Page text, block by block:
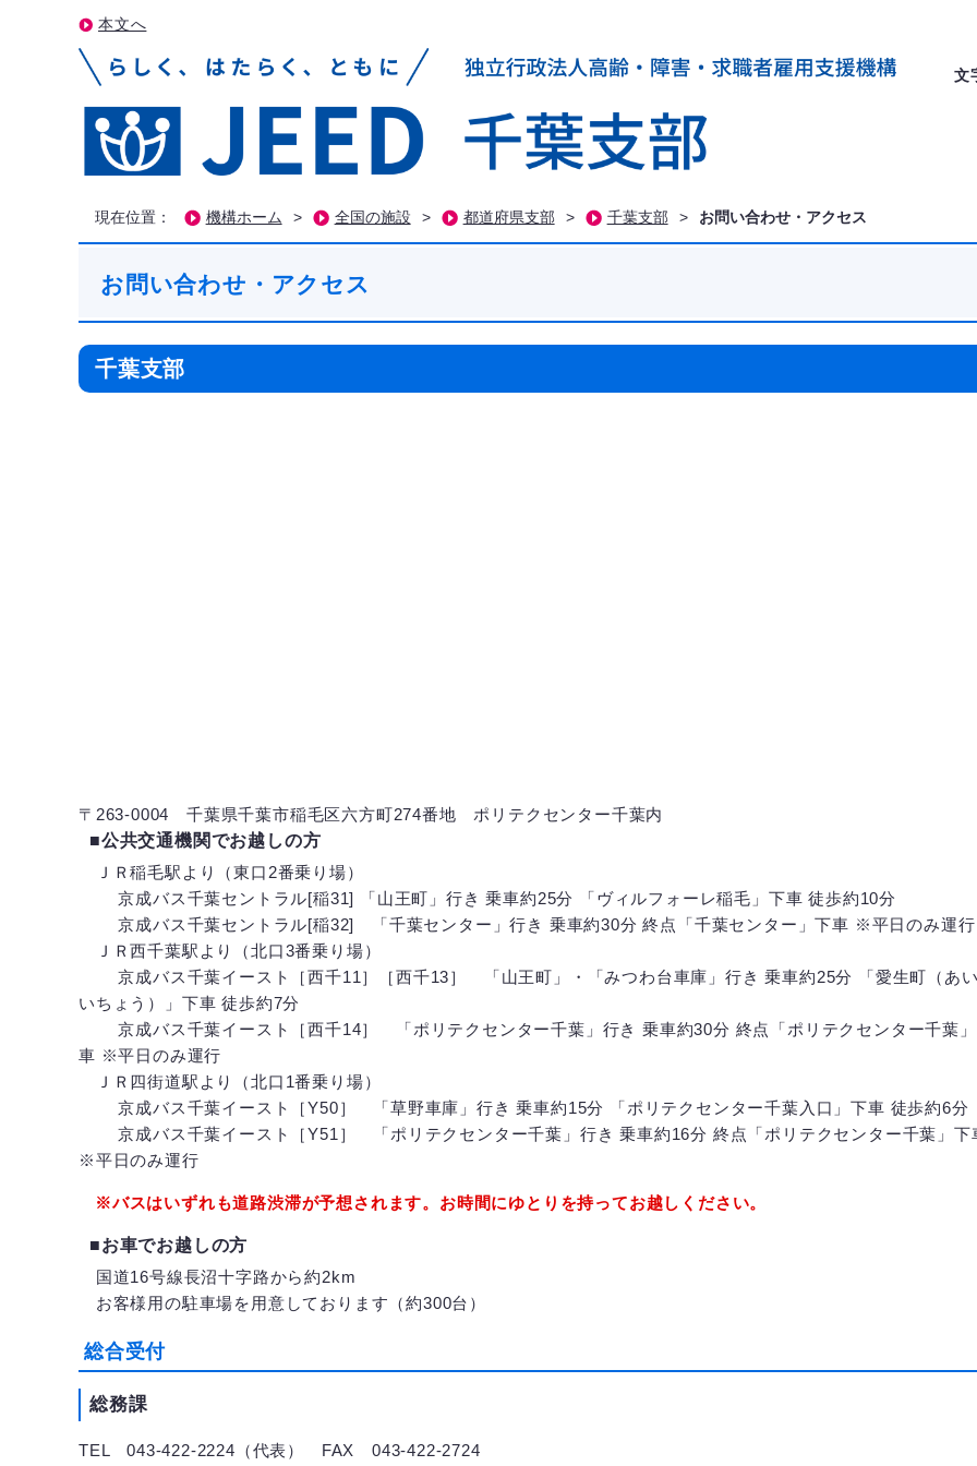
本文へ
文
現在位置： 機構ホーム > 全国の施設 > 都道府県支部 > 千葉支部 > お問い合わせ・アクセス
お問い合わせ・アクセス
千葉支部
〒263-0004 千葉県千葉市稲毛区六方町274番地 ポリテクセンター千葉内
■公共交通機関でお越しの方
ＪＲ稲毛駅より（東口2番乗り場）
京成バス千葉セントラル[稲31] 「山王町」行き 乗車約25分 「ヴィルフォーレ稲毛」下車 徒歩約10分
京成バス千葉セントラル[稲32] 「千葉センター」行き 乗車約30分 終点「千葉センター」下車 ※平日のみ運行
ＪＲ西千葉駅より（北口3番乗り場）
京成バス千葉イースト［西千11］［西千13］ 「山王町」・「みつわ台車庫」行き 乗車約25分 「愛生町（あ
いちょう）」下車 徒歩約7分
京成バス千葉イースト［西千14］ 「ポリテクセンター千葉」行き 乗車約30分 終点「ポリテクセンター千葉
車 ※平日のみ運行
ＪＲ四街道駅より（北口1番乗り場）
京成バス千葉イースト［Y50］ 「草野車庫」行き 乗車約15分 「ポリテクセンター千葉入口」下車 徒歩約6分
京成バス千葉イースト［Y51］ 「ポリテクセンター千葉」行き 乗車約16分 終点「ポリテクセンター千葉」下
※平日のみ運行
※バスはいずれも道路渋滞が予想されます。お時間にゆとりを持ってお越しください。
■お車でお越しの方
国道16号線長沼十字路から約2km
お客様用の駐車場を用意しております（約300台）
総合受付
総務課
TEL 043-422-2224（代表） FAX 043-422-2724